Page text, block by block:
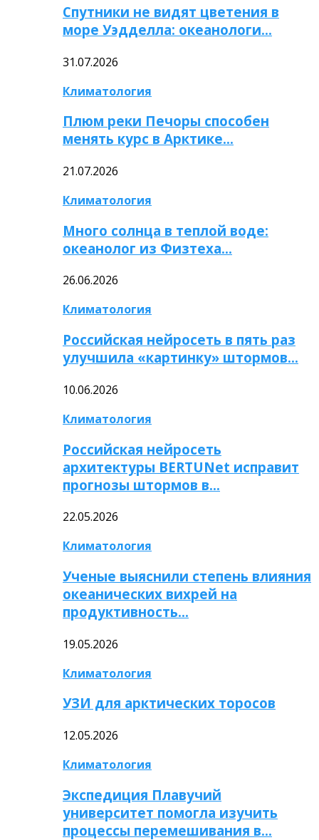
Спутники не видят цветения в
море Уэдделла: океанологи…
31.07.2026
Климатология
Плюм реки Печоры способен
менять курс в Арктике…
21.07.2026
Климатология
Много солнца в теплой воде:
океанолог из Физтеха…
26.06.2026
Климатология
Российская нейросеть в пять раз
улучшила «картинку» штормов…
10.06.2026
Климатология
Российская нейросеть
архитектуры BERTUNet исправит
прогнозы штормов в…
22.05.2026
Климатология
Ученые выяснили степень влияния
океанических вихрей на
продуктивность…
19.05.2026
Климатология
УЗИ для арктических торосов
12.05.2026
Климатология
Экспедиция Плавучий
университет помогла изучить
процессы перемешивания в…